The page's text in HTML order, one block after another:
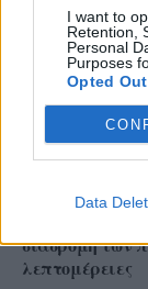
I want to
Retention,
Personal
Purposes
Opted Out
Data
διαδρομή των
λεπτομέρειες